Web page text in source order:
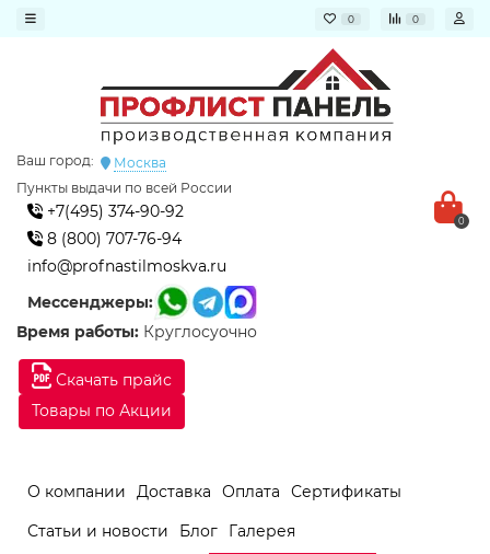
0 0
Скачать прайс
Товары по Акции
Ваш город:
Москва
Пункты выдачи по всей России
+7(495) 374-90-92
8 (800) 707-76-94
info@profnastilmoskva.ru
Мессенджеры:
Время работы: Круглосуочно
0
О компании Доставка Оплата
Сертификаты
Статьи и новости
Блог
Галерея